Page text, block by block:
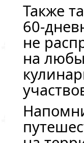
Также
60-
не
на